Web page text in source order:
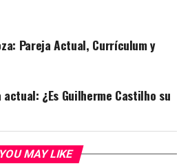
Pareja Actual, Currículum y
¿Es Guilherme Castilho su
YOU MAY LIKE